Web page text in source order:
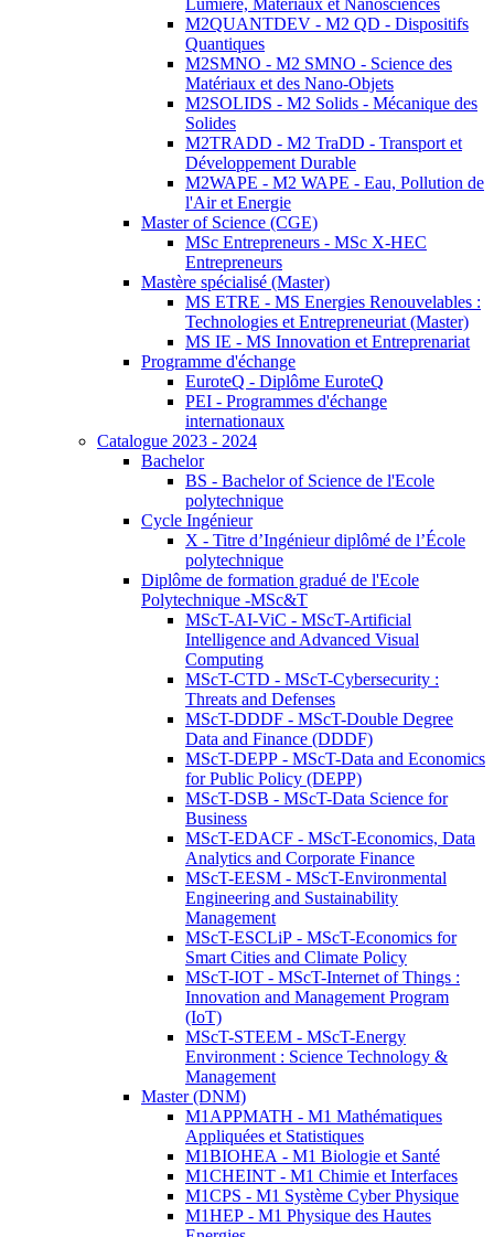
Lumière, Matériaux et Nanosciences
M2QUANTDEV - M2 QD - Dispositifs
Quantiques
M2SMNO - M2 SMNO - Science des
Matériaux et des Nano-Objets
M2SOLIDS - M2 Solids - Mécanique des
Solides
M2TRADD - M2 TraDD - Transport et
Développement Durable
M2WAPE - M2 WAPE - Eau, Pollution de
l'Air et Energie
Master of Science (CGE)
MSc Entrepreneurs - MSc X-HEC
Entrepreneurs
Mastère spécialisé (Master)
MS ETRE - MS Energies Renouvelables :
Technologies et Entrepreneuriat (Master)
MS IE - MS Innovation et Entreprenariat
Programme d'échange
EuroteQ - Diplôme EuroteQ
PEI - Programmes d'échange
internationaux
Catalogue 2023 - 2024
Bachelor
BS - Bachelor of Science de l'Ecole
polytechnique
Cycle Ingénieur
X - Titre d’Ingénieur diplômé de l’École
polytechnique
Diplôme de formation gradué de l'Ecole
Polytechnique -MSc&T
MScT-AI-ViC - MScT-Artificial
Intelligence and Advanced Visual
Computing
MScT-CTD - MScT-Cybersecurity :
Threats and Defenses
MScT-DDDF - MScT-Double Degree
Data and Finance (DDDF)
MScT-DEPP - MScT-Data and Economics
for Public Policy (DEPP)
MScT-DSB - MScT-Data Science for
Business
MScT-EDACF - MScT-Economics, Data
Analytics and Corporate Finance
MScT-EESM - MScT-Environmental
Engineering and Sustainability
Management
MScT-ESCLiP - MScT-Economics for
Smart Cities and Climate Policy
MScT-IOT - MScT-Internet of Things :
Innovation and Management Program
(IoT)
MScT-STEEM - MScT-Energy
Environment : Science Technology &
Management
Master (DNM)
M1APPMATH - M1 Mathématiques
Appliquées et Statistiques
M1BIOHEA - M1 Biologie et Santé
M1CHEINT - M1 Chimie et Interfaces
M1CPS - M1 Système Cyber Physique
M1HEP - M1 Physique des Hautes